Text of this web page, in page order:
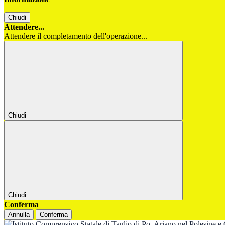
Chiudi
Attendere...
Attendere il completamento dell'operazione...
Chiudi
Chiudi
Conferma
Annulla Conferma